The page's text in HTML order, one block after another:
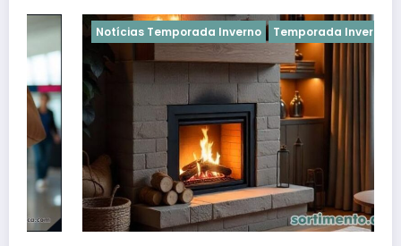
Notícias Temporada Inverno Temporada Inverno